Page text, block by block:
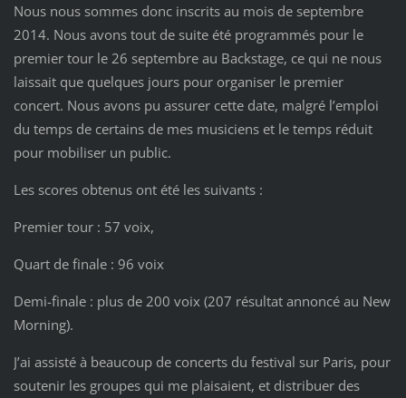
Nous nous sommes donc inscrits au mois de septembre
2014. Nous avons tout de suite été programmés pour le
premier tour le 26 septembre au Backstage, ce qui ne nous
laissait que quelques jours pour organiser le premier
concert. Nous avons pu assurer cette date, malgré l’emploi
du temps de certains de mes musiciens et le temps réduit
pour mobiliser un public.
Les scores obtenus ont été les suivants :
Premier tour : 57 voix,
Quart de finale : 96 voix
Demi-finale : plus de 200 voix (207 résultat annoncé au New
Morning).
J’ai assisté à beaucoup de concerts du festival sur Paris, pour
soutenir les groupes qui me plaisaient, et distribuer des